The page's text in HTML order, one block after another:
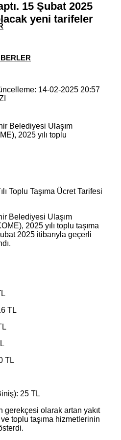
15 Şubat 2025
yeni tarifeler
14-02-2025 20:57
Toplu Taşıma Ücret Tarifesi
Belediyesi Ulaşım
2025 yılı toplu taşıma
2025 itibarıyla geçerli
TL
TL
25 TL
gerekçesi olarak artan yakıt
toplu taşıma hizmetlerinin